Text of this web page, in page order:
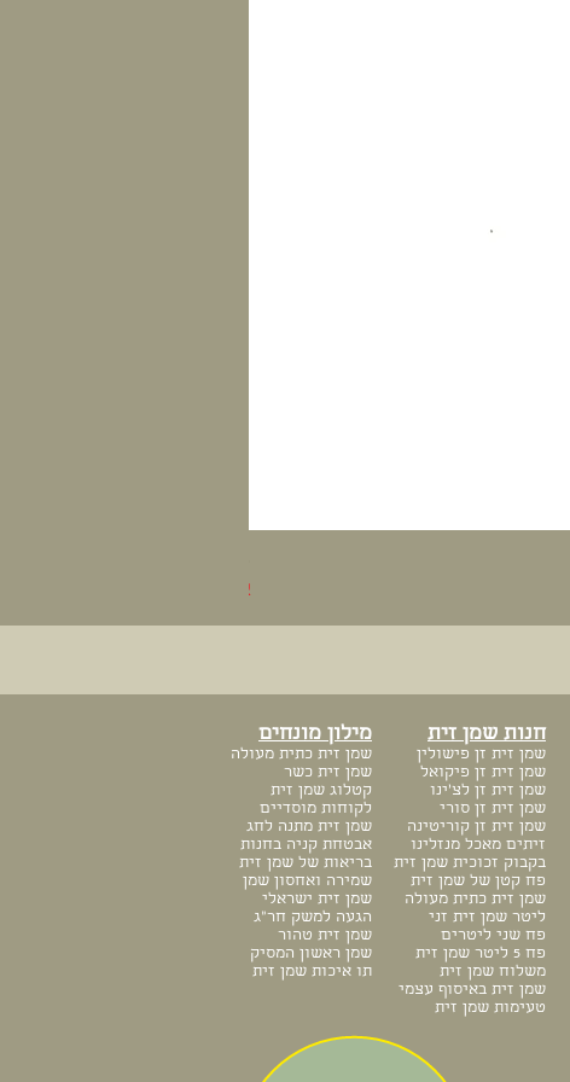
אזל מהמלאי
מילון מונחים
שמן זית כתית מעולה
שמן זית כשר
קטלוג שמן זית
לקוחות מוסדיים
שמן זית מתנה לחג
אבטחת קניה בחנות
בריאות של שמן זית
שמירה ואחסון שמן
שמן זית ישראלי
הגעה למשק חר"ג
שמן זית טהור
שמן ראשון המסיק
תו איכות שמן זית
חנות שמן זית
שמן זית זן פישולין
שמן זית זן פיקואל
שמן זית זן לצ'ינו
שמן זית זן סורי
שמן זית זן קוריטינה
זיתים מאכל מנזלינו
בקבוק זכוכית שמן זית
פח קטן של שמן זית
שמן זית כתית מעולה
ליטר שמן זית זני
פח שני ליטרים
פח 5 ליטר שמן זית
משלוח שמן זית
שמן זית באיסוף עצמי
טעימות שמן זית